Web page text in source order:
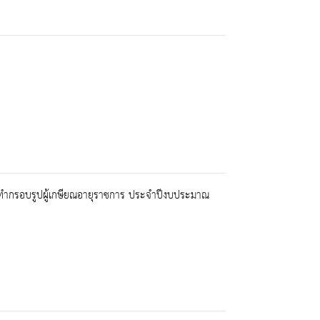
กรอบรูปผู้เกษียณอายุราชการ ประจำปีงบประมาณ